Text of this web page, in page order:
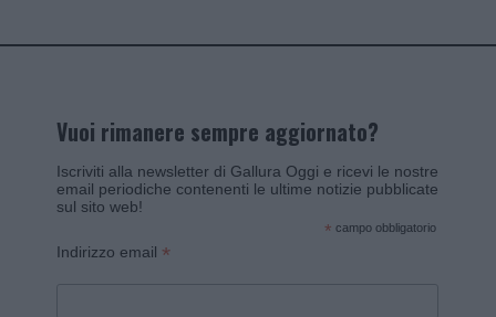
Vuoi rimanere sempre aggiornato?
Iscriviti alla newsletter di Gallura Oggi e ricevi le nostre
email periodiche contenenti le ultime notizie pubblicate
sul sito web!
* campo obbligatorio
Indirizzo email *